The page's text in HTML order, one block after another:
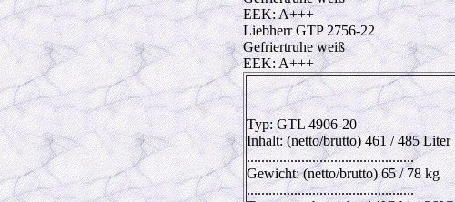
EEK: A+++
Liebherr GTP 2756-22
Gefriertruhe weiß
EEK: A+++
Typ: GTL 4906-20
Inhalt: (netto/brutto) 461 / 485 Liter
..............................................
Gewicht: (netto/brutto) 65 / 78 kg
..............................................